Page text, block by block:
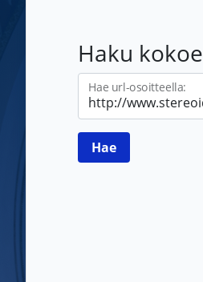
Haku
Hae url-osoitteella: